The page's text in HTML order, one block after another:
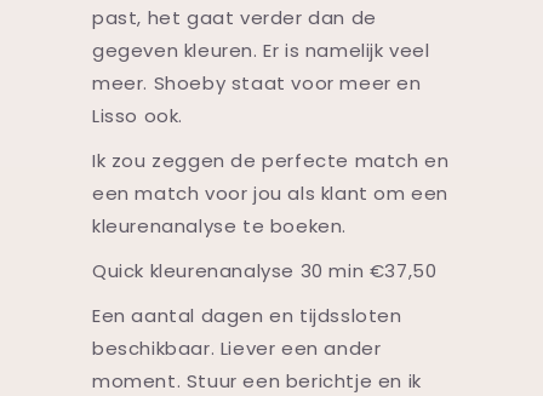
past, het gaat verder dan de
gegeven kleuren. Er is namelijk veel
meer. Shoeby staat voor meer en
Lisso ook.
Ik zou zeggen de perfecte match en
een match voor jou als klant om een
kleurenanalyse te boeken.
Quick kleurenanalyse 30 min €37,50
Een aantal dagen en tijdssloten
beschikbaar. Liever een ander
moment. Stuur een berichtje en ik